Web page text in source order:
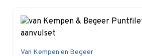
Van Kempen en Begeer